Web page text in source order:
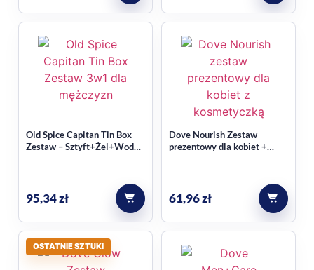
Tak, w komplecie znajdują się kosmetyki do samego golenia,
pielęgnacji po goleniu oraz codziennego nawilżania skóry.
Czy w zestawie są formuły bez
alkoholu?
Tak, w opisie produktu wskazano balsam po goleniu bez
alkoholu oraz żel do golenia bez alkoholu etylowego.
Old Spice Capitan Tin Box
Zestaw – Sztyft+Żel+Woda
95,34zł
Dove Nourish Zestaw
prezentowy dla kobiet +
61,96zł
OSTATNIE SZTUKI